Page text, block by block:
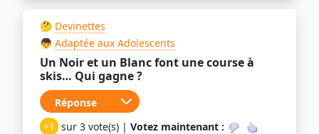
🤔 Devinettes
👦 Adaptée aux Adolescents
Un Noir et un Blanc font une course à
skis… Qui gagne ?
+1 sur 3 vote(s) | Votez maintenant :